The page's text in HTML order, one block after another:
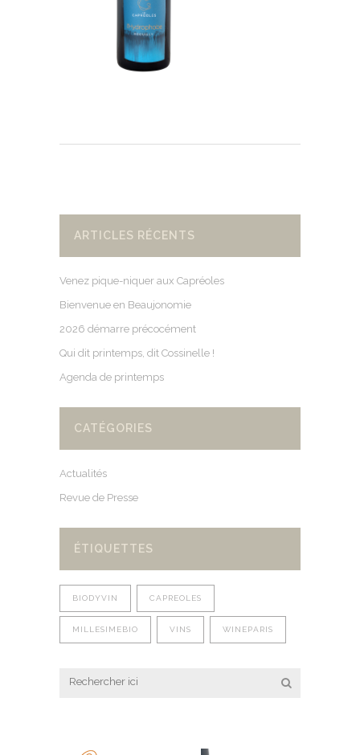
ARTICLES RÉCENTS
Venez pique-niquer aux Capréoles
Bienvenue en Beaujonomie
2026 démarre précocément
Qui dit printemps, dit Cossinelle !
Agenda de printemps
CATÉGORIES
Actualités
Revue de Presse
ÉTIQUETTES
BIODYVIN CAPREOLES
MILLESIMEBIO VINS WINEPARIS